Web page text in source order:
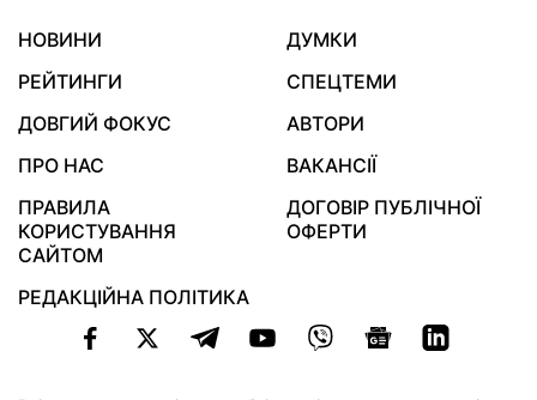
НОВИНИ
ДУМКИ
РЕЙТИНГИ
СПЕЦТЕМИ
ДОВГИЙ ФОКУС
АВТОРИ
ПРО НАС
ВАКАНСІЇ
ПРАВИЛА
КОРИСТУВАННЯ
САЙТОМ
ДОГОВІР ПУБЛІЧНОЇ
ОФЕРТИ
РЕДАКЦІЙНА ПОЛІТИКА